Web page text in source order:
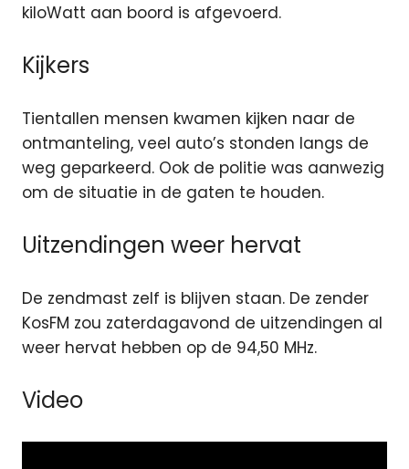
kiloWatt aan boord is afgevoerd.
Kijkers
Tientallen mensen kwamen kijken naar de
ontmanteling, veel auto’s stonden langs de
weg geparkeerd. Ook de politie was aanwezig
om de situatie in de gaten te houden.
Uitzendingen weer hervat
De zendmast zelf is blijven staan. De zender
KosFM zou zaterdagavond de uitzendingen al
weer hervat hebben op de 94,50 MHz.
Video